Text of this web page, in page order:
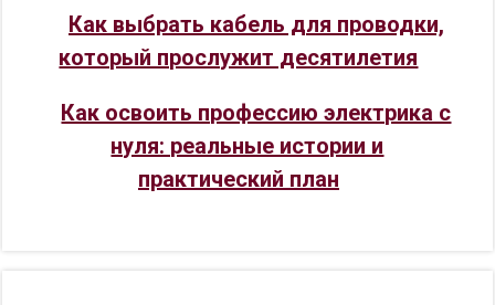
Как выбрать кабель для проводки,
который прослужит десятилетия
Как освоить профессию электрика с
нуля: реальные истории и
практический план